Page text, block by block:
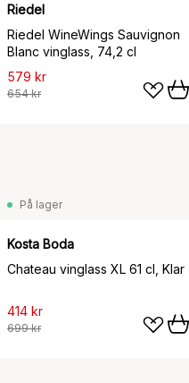
Riedel
Riedel WineWings Sauvignon
Blanc vinglass, 74,2 cl
579 kr
654 kr
På lager
Kosta Boda
Chateau vinglass XL 61 cl, Klar
414 kr
699 kr